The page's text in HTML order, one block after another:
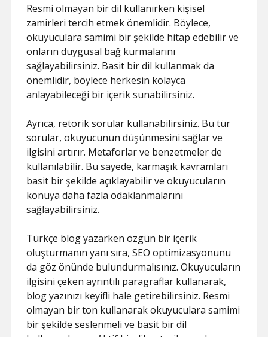
Resmi olmayan bir dil kullanırken kişisel
zamirleri tercih etmek önemlidir. Böylece,
okuyuculara samimi bir şekilde hitap edebilir ve
onların duygusal bağ kurmalarını
sağlayabilirsiniz. Basit bir dil kullanmak da
önemlidir, böylece herkesin kolayca
anlayabileceği bir içerik sunabilirsiniz.
Ayrıca, retorik sorular kullanabilirsiniz. Bu tür
sorular, okuyucunun düşünmesini sağlar ve
ilgisini artırır. Metaforlar ve benzetmeler de
kullanılabilir. Bu sayede, karmaşık kavramları
basit bir şekilde açıklayabilir ve okuyucuların
konuya daha fazla odaklanmalarını
sağlayabilirsiniz.
Türkçe blog yazarken özgün bir içerik
oluşturmanın yanı sıra, SEO optimizasyonunu
da göz önünde bulundurmalısınız. Okuyucuların
ilgisini çeken ayrıntılı paragraflar kullanarak,
blog yazınızı keyifli hale getirebilirsiniz. Resmi
olmayan bir ton kullanarak okuyuculara samimi
bir şekilde seslenmeli ve basit bir dil